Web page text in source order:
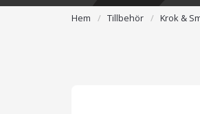
Hem Tillbehör Krok &